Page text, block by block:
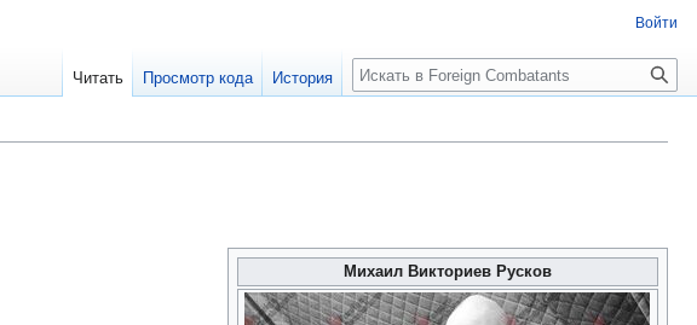
Михаил Викториев Русков
Войти
Читать Просмотр кода История